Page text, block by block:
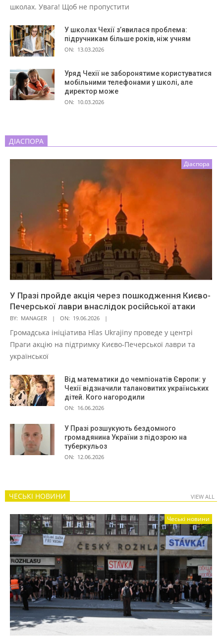
школах. Увага! Щоб не пропустити
У школах Чехії з’явилася проблема:
підручникам більше років, ніж учням
ON: 13.03.2026
Уряд Чехії не заборонятиме користуватися
мобільними телефонами у школі, але
директор може
ON: 10.03.2026
ДІАСПОРА
Діаспора
У Празі пройде акція через пошкодження Києво-
Печерської лаври внаслідок російської атаки
BY: MANAGER ON: 19.06.2026
Громадська ініціатива Hlas Ukrajiny проведе у центрі
Праги акцію на підтримку Києво-Печерської лаври та
української
Від математики до чемпіонатів Європи: у
Чехії відзначили талановитих українських
дітей. Кого нагородили
ON: 16.06.2026
У Празі розшукують бездомного
громадянина України з підозрою на
туберкульоз
ON: 12.06.2026
ЧЕСЬКІ НОВИНИ VIEW ALL
Чеські новини